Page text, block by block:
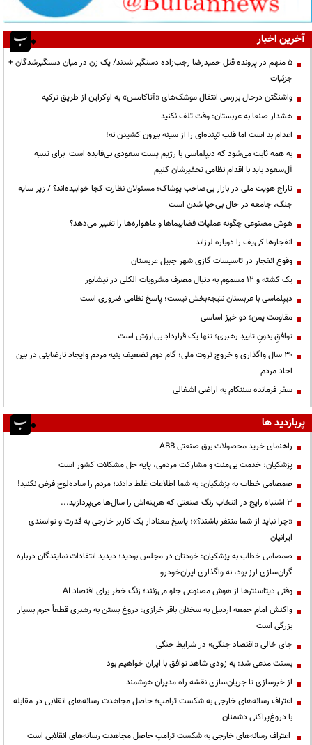
آخرین اخبار
۵ متهم در پرونده قتل حمیدرضا رجب‌زاده دستگیر شدند/ یک زن در میان دستگیرشدگان +
جزئیات
واشنگتن درحال بررسی انتقال موشک‌های «آتاکامس» به اوکراین از طریق ترکیه
هشدار صنعا به عربستان: وقت تلف نکنید
اعدام بد است اما قلب تپنده‌ای را از سینه بیرون کشیدن نه!
به همه ثابت می‌شود که دیپلماسی با رژیم پست سعودی بی‌فایده است| برای تنبیه
آل‌سعود باید با اقدام نظامی تحقیرشان کنیم
تاراج هویت ملی در بازار بی‌صاحب پوشاک؛ مسئولان نظارت کجا خوابیده‌اند؟ / زیر سایه
جنگ، جامعه در حال بی‌حیا شدن است
هوش مصنوعی چگونه عملیات فضاپیماها و ماهواره‌ها را تغییر می‌دهد؟
انفجارها کی‌یف را دوباره لرزاند
وقوع انفجار در تاسیسات گازی شهر جبیل عربستان
یک کشته و ۱۲ مسموم به دنبال مصرف مشروبات الکلی در نیشابور
دیپلماسی با عربستان نتیجه‌بخش نیست؛ پاسخ نظامی ضروری است
مقاومت یمن؛ دو خیز اساسی
توافقِ بدونِ تاییدِ رهبری؛ تنها یک قراردادِ بی‌ارزش است
۳۰ سال واگذاری و خروج ثروت ملی؛ گام دوم تضعیف بنیه مردم وایجاد نارضایتی در بین
احاد مردم
سفر فرمانده سنتکام به اراضی اشغالی
پربازدید ها
راهنمای خرید محصولات برق صنعتی ABB
پزشکیان: خدمت بی‌منت و مشارکت مردمی، پایه حل مشکلات کشور است
صمصامی خطاب به پزشکیان: به شما اطلاعات غلط دادند؛ مردم را ساده‌لوح فرض نکنید!
3 اشتباه رایج در انتخاب رنگ صنعتی که هزینه‌اش را سال‌ها می‌پردازید...
«چرا نباید از شما متنفر باشند؟»؛ پاسخ معنادار یک کاربر خارجی به قدرت و توانمندی
ایرانیان
صمصامی خطاب به پزشکیان: خودتان در مجلس بودید؛ دیدید انتقادات نمایندگان درباره
گران‌سازی ارز بود، نه واگذاری ایران‌خودرو
وقتی دیتاسنترها از هوش مصنوعی جلو می‌زنند؛ زنگ خطر برای اقتصاد AI
واکنش امام جمعه اردبیل به سخنان باقر خرازی: دروغ بستن به رهبری قطعاً جرم بسیار
بزرگی است
جای خالی «اقتصاد جنگی» در شرایط جنگی
بسنت مدعی شد: به زودی شاهد توافق با ایران خواهیم بود
از خبرسازی تا جریان‌سازی نقشه راه مدیران هوشمند
اعتراف رسانه‌های خارجی به شکست ترامپ؛ حاصل مجاهدت رسانه‌های انقلابی در مقابله
با دروغ‌پراکنی دشمنان
اعتراف رسانه‌های خارجی به شکست ترامپ حاصل مجاهدت رسانه‌های انقلابی است